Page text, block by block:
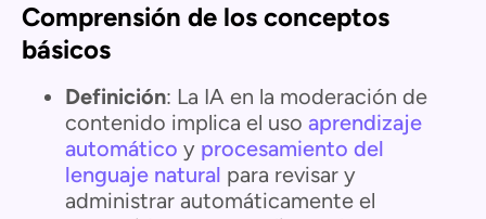
Comprensión de los conceptos
básicos
Definición: La IA en la moderación de
contenido implica el uso aprendizaje
automático y procesamiento del
lenguaje natural para revisar y
administrar automáticamente el